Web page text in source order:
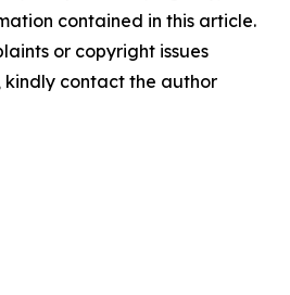
contained in this article.
or copyright issues
contact the author